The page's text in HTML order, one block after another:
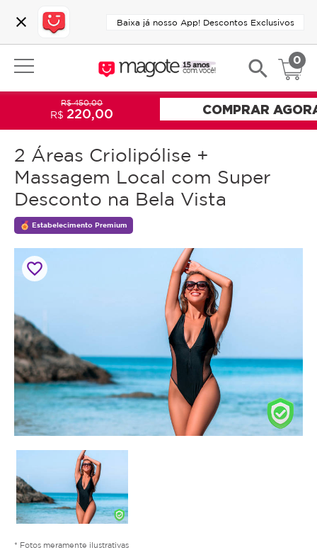
close Baixa já nosso App! Descontos Exclusivos
search 0
2 Áreas Criolipólise +
Massagem Local com Super
Desconto na Bela Vista
Estabelecimento Premium
favorite_border
* Fotos meramente ilustrativas
R$ 450,00
R$ 220,00 COMPRAR